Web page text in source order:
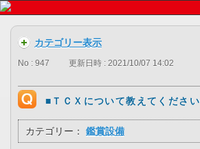
カテゴリー表示
No : 947 更新日時 : 2021/10/07 14:02
■ＴＣＸについて教えてください
カテゴリー： 鑑賞設備